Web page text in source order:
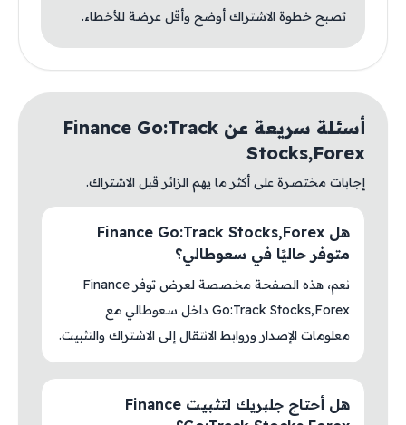
تصبح خطوة الاشتراك أوضح وأقل عرضة للأخطاء.
أسئلة سريعة عن Finance Go:Track
Stocks,Forex
إجابات مختصرة على أكثر ما يهم الزائر قبل الاشتراك.
هل Finance Go:Track Stocks,Forex
متوفر حاليًا في سعوطالي؟
نعم، هذه الصفحة مخصصة لعرض توفر Finance
Go:Track Stocks,Forex داخل سعوطالي مع
معلومات الإصدار وروابط الانتقال إلى الاشتراك والتثبيت.
هل أحتاج جلبريك لتثبيت Finance